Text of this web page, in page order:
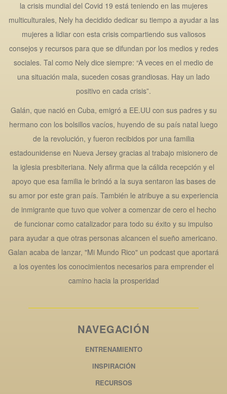
la crisis mundial del Covid 19 está teniendo en las mujeres
multiculturales, Nely ha decidido dedicar su tiempo a ayudar a las
mujeres a lidiar con esta crisis compartiendo sus valiosos
consejos y recursos para que se difundan por los medios y redes
sociales. Tal como Nely dice siempre: “A veces en el medio de
una situación mala, suceden cosas grandiosas. Hay un lado
positivo en cada crisis”.
Galán, que nació en Cuba, emigró a EE.UU con sus padres y su
hermano con los bolsillos vacíos, huyendo de su país natal luego
de la revolución, y fueron recibidos por una familia
estadounidense en Nueva Jersey gracias al trabajo misionero de
la iglesia presbiteriana. Nely afirma que la cálida recepción y el
apoyo que esa familia le brindó a la suya sentaron las bases de
su amor por este gran país. También le atribuye a su experiencia
de inmigrante que tuvo que volver a comenzar de cero el hecho
de funcionar como catalizador para todo su éxito y su impulso
para ayudar a que otras personas alcancen el sueño americano.
Galan acaba de lanzar, "Mi Mundo Rico" un podcast que aportará
a los oyentes los conocimientos necesarios para emprender el
camino hacia la prosperidad
NAVEGACIÓN
ENTRENAMIENTO
INSPIRACIÓN
RECURSOS